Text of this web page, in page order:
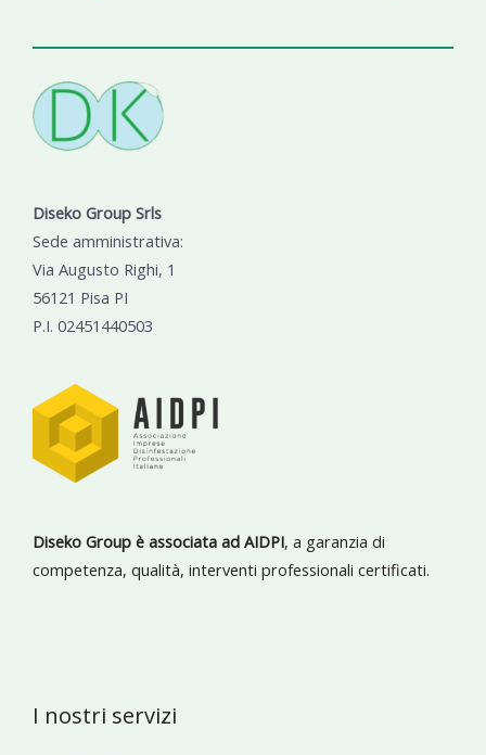
Diseko Group Srls
Sede amministrativa:
Via Augusto Righi, 1
56121 Pisa PI
P.I. 02451440503
Diseko Group è associata ad AIDPI, a garanzia di
competenza, qualità, interventi professionali certificati.
I nostri servizi